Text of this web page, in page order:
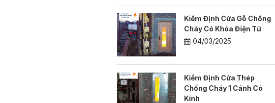
Kiểm Định Cửa Gỗ Chống
Cháy Có Khóa Điện Tử
04/03/2025
Kiểm Định Cửa Thép
Chống Cháy 1 Cánh Có
Kính